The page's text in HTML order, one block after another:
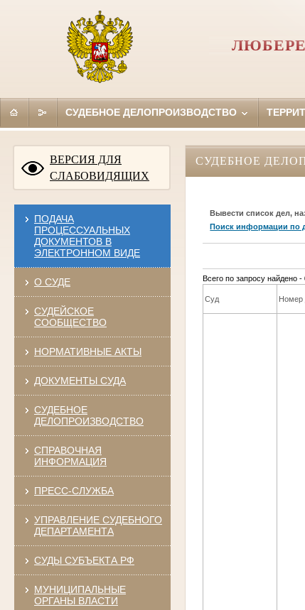
СУДЕБНОЕ ДЕЛОПРОИЗВОДСТВО
ВЕРСИЯ ДЛЯ
СЛАБОВИДЯЩИХ
ПОДАЧА
ПРОЦЕССУАЛЬНЫХ
ДОКУМЕНТОВ В
ЭЛЕКТРОННОМ ВИДЕ
О СУДЕ
СУДЕЙСКОЕ
СООБЩЕСТВО
НОРМАТИВНЫЕ АКТЫ
ДОКУМЕНТЫ СУДА
СУДЕБНОЕ
ДЕЛОПРОИЗВОДСТВО
СПРАВОЧНАЯ
ИНФОРМАЦИЯ
ПРЕСС-СЛУЖБА
УПРАВЛЕНИЕ СУДЕБНОГО
ДЕПАРТАМЕНТА
СУДЫ СУБЪЕКТА РФ
МУНИЦИПАЛЬНЫЕ
ОРГАНЫ ВЛАСТИ
СУДЕБНОЕ
Вывести список дел,
Поиск информации по
Всего по запросу найдено -
Суд Номер